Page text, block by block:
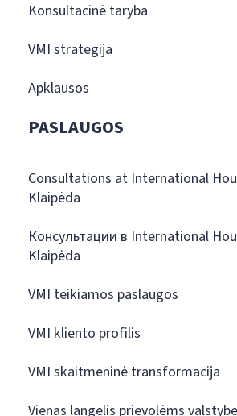
Konsultacinė taryba
VMI strategija
Apklausos
PASLAUGOS
Consultations at International
Klaipėda
Консультации в International
Klaipėda
VMI teikiamos paslaugos
VMI kliento profilis
VMI skaitmeninė transformacija
Vienas langelis prievolėms